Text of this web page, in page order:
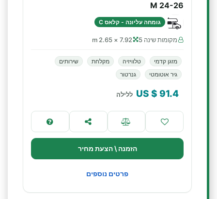
M 24-26
גומחה עליונה - קלאס C
מקומות שינה 5 7.92 × 2.65 m
מזגן קדמי טלוויזיה מקלחת
שירותים
גיר אוטומטי
גנרטור
91.4
$ US ללילה
הזמנה \ הצעת מחיר
פרטים נוספים